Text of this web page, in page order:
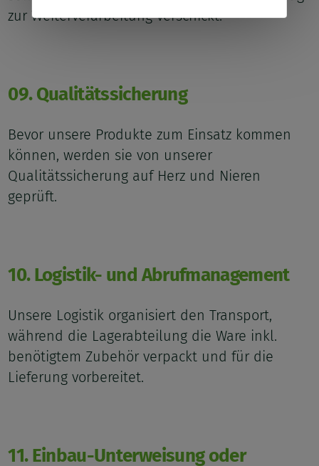
zur Weiterverarbeitung verschickt.
09. Qualitätssicherung
Bevor unsere Produkte zum Einsatz kommen
können, werden sie von unserer
Qualitätssicherung auf Herz und Nieren
geprüft.
10. Logistik- und Abrufmanagement
Unsere Logistik organisiert den Transport,
während die Lagerabteilung die Ware inkl.
benötigtem Zubehör verpackt und für die
Lieferung vorbereitet.
11. Einbau-Unterweisung oder